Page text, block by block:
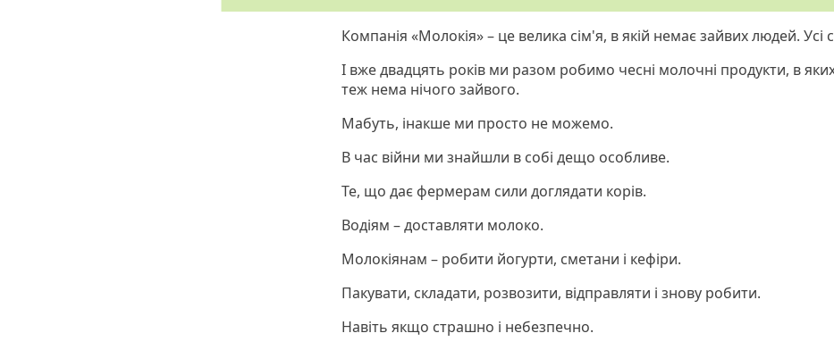
Компанія «Молокія» – це велика сім'я, в якій немає зайвих людей. Усі
І вже двадцять років ми разом робимо чесні молочні продукти, в
теж нема нічого зайвого.
Мабуть, інакше ми просто не можемо.
В час війни ми знайшли в собі дещо особливе.
Те, що дає фермерам сили доглядати корів.
Водіям – доставляти молоко.
Молокіянам – робити йогурти, сметани і кефіри.
Пакувати, складати, розвозити, відправляти і знову робити.
Навіть якщо страшно і небезпечно.